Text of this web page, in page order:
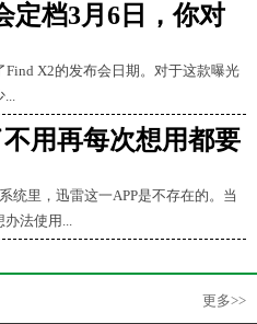
定档3月6日，你对
Find X2的发布会日期。对于这款曝光
...
用再每次想用都要
统里，迅雷这一APP是不存在的。当
办法使用...
更多>>